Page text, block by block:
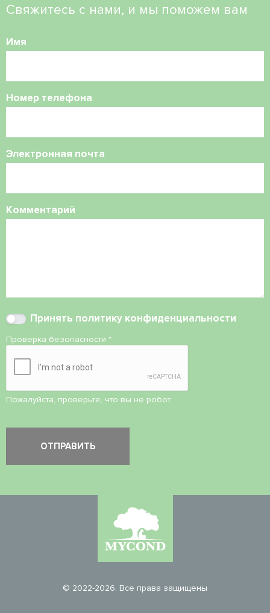
Свяжитесь с нами, и мы поможем вам
Имя
Номер телефона
Электронная почта
Комментарий
Принять политику конфиденциальности
Проверка безопасности *
Пожалуйста, проверьте, что вы не робот.
© 2022-2026. Все права защищены